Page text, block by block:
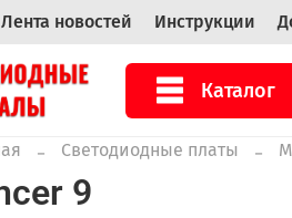
Лента новостей Инструкции
Каталог
Светодиодные платы
9